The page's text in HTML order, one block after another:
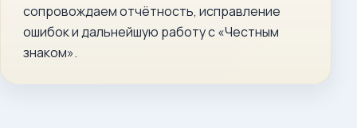
сопровождаем отчётность, исправление
ошибок и дальнейшую работу с «Честным
знаком».